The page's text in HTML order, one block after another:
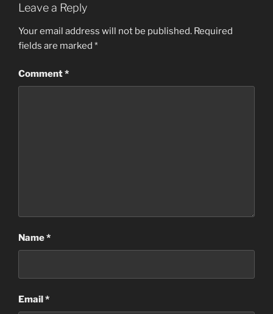
Leave a Reply
Your email address will not be published. Required
fields are marked *
Comment*
Name*
Email*